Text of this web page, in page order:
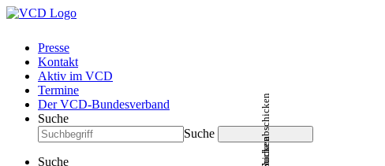
Presse
Kontakt
Aktiv im VCD
Termine
Der VCD-Bundesverband
Suche
Suche
Suche abschicken
Suche